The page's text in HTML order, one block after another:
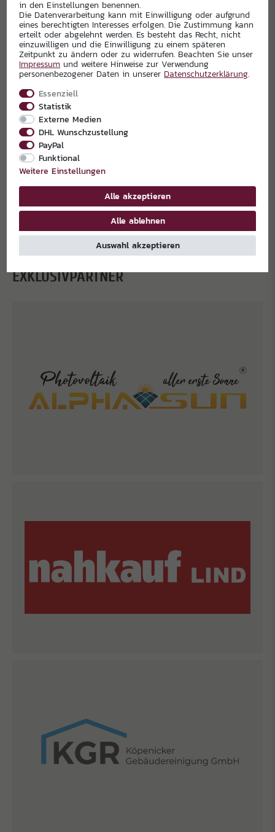
EXKLUSIVPARTNER
in den Einstellungen benennen.
Die Datenverarbeitung kann mit Einwilligung oder aufgrund
eines berechtigten Interesses erfolgen. Die Zustimmung kann
erteilt oder abgelehnt werden. Es besteht das Recht, nicht
einzuwilligen und die Einwilligung zu einem späteren
Zeitpunkt zu ändern oder zu widerrufen. Beachten Sie unser
Impressum und weitere Hinweise zur Verwendung
personenbezogener Daten in unserer Daten­schutz­erklärung.
Essenziell
Statistik
Externe Medien
DHL Wunschzustellung
PayPal
Funktional
Weitere Einstellungen
Alle akzeptieren
Alle ablehnen
Auswahl akzeptieren